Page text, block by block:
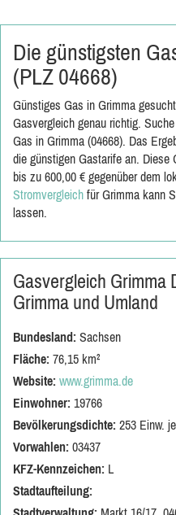
Die günstigsten
(PLZ 04668)
Günstiges Gas in Grimma
Gasvergleich genau richtig.
Gas in Grimma (04668). Das
die günstigen Gastarife an. Diese
bis zu 600,00 € gegenüber dem
Stromvergleich für Grimma kann
lassen.
Gasvergleich Grimma
Grimma und Umland
Bundesland: Sachsen
Fläche: 76,15 km²
Website: www.grimma.de
Einwohner: 19766
Bevölkerungsdichte: 253 Einw.
Vorwahlen: 03437
KFZ-Kennzeichen: L
Stadtaufteilung: